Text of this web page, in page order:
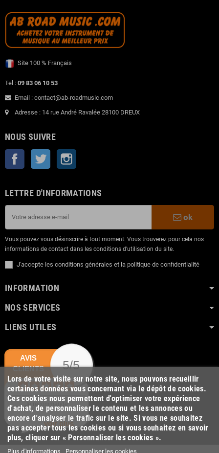
Site 100 % Français
Tel : 09 83 06 10 53
Email : contact@ab-roadmusic.com
Adresse : 14 rue André Ravalée 28100 DREUX
NOUS SUIVRE
Facebook Twitter
LETTRE D'INFORMATIONS
ok
Vous pouvez vous désinscrire à tout moment. Vous trouverez pour cela nos
informations de contact dans les conditions d'utilisation du site.
J'accepte les conditions générales et la politique de confidentialité
INFORMATION
NOS SERVICES
LIENS UTILES
Lors de votre visite sur notre site, nous pouvons recueillir
certaines données vous concernant via le dépôt de cookies.
Ces cookies nous permettent d'optimiser votre expérience
d'achat, de personnaliser le contenu et les annonces ou
encore d'analyser le trafic sur le site. Si vous ne souhaitez
pas accepter tous les cookies ou si vous souhaitez en savoir
plus, cliquer sur « Personnaliser les cookies ».
Plus d'informations Personnaliser les cookies
AVIS
CLIENTS
5/5
Je recommande
voir plus